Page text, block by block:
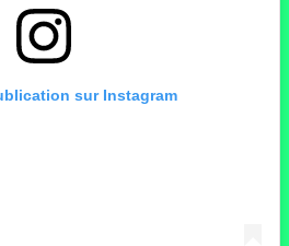
sur Instagram